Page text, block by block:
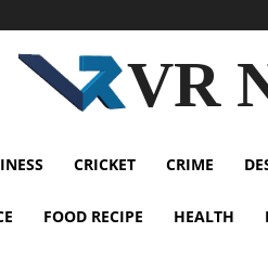
VR
CRICKET CRIME
FOOD RECIPE HEALTH